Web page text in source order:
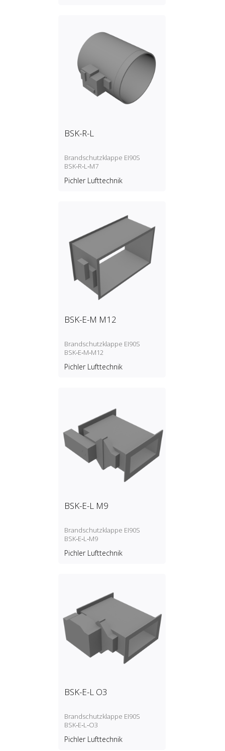
BSK-R-L
Brandschutzklappe EI90S
BSK‑R‑L‑M7
Pichler Lufttechnik
BSK-E-M M12
Brandschutzklappe EI90S
BSK‑E‑M‑M12
Pichler Lufttechnik
BSK-E-L M9
Brandschutzklappe EI90S
BSK‑E‑L‑M9
Pichler Lufttechnik
BSK-E-L O3
Brandschutzklappe EI90S
BSK‑E‑L‑O3
Pichler Lufttechnik